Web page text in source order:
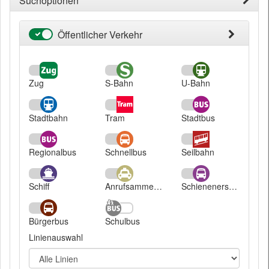
Öffentlicher
Öffentlicher Verkehr
Zug S-Bahn U-Bahn
Stadtbahn Tram Stadtbus
Regionalbus Schnellbus Seilbahn
Schiff Anrufsammeltaxi Schienenersatzverkehr
Bürgerbus
Schulbus
Linienauswahl